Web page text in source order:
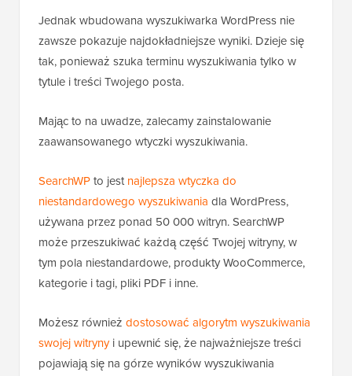
Jednak wbudowana wyszukiwarka WordPress nie
zawsze pokazuje najdokładniejsze wyniki. Dzieje się
tak, ponieważ szuka terminu wyszukiwania tylko w
tytule i treści Twojego posta.
Mając to na uwadze, zalecamy zainstalowanie
zaawansowanego wtyczki wyszukiwania.
SearchWPto jestnajlepsza wtyczka do
niestandardowego wyszukiwania dla WordPress,
używana przez ponad 50 000 witryn. SearchWP
może przeszukiwać każdą część Twojej witryny, w
tym pola niestandardowe, produkty WooCommerce,
kategorie i tagi, pliki PDF i inne.
Możesz również dostosować algorytm wyszukiwania
swojej witrynyi upewnić się, że najważniejsze treści
pojawiają się na górze wyników wyszukiwania